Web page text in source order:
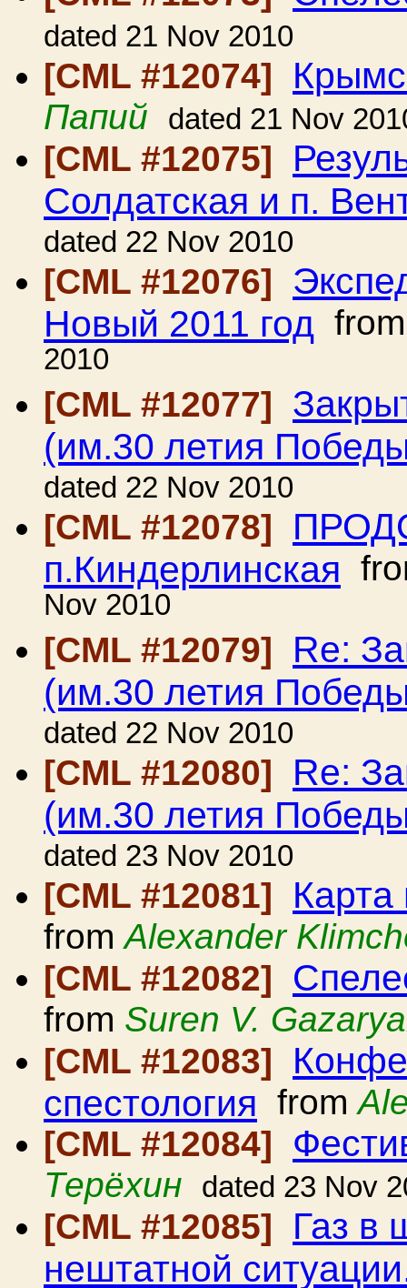
dated 21 Nov 2010
[CML #12074]
Папий dated 21 Nov
[CML #12075]
Солдатская и п.
dated 22 Nov 2010
[CML #12076]
Новый 2011 год
2010
[CML #12077]
(им.30 летия
dated 22 Nov 2010
[CML #12078]
п.Киндерлинская
Nov 2010
[CML #12079]
Re:
(им.30 летия
dated 22 Nov 2010
[CML #12080] Re:
(им.30 летия
dated 23 Nov 2010
[CML #12081]
fromAlexander
[CML #12082]
from Suren V.
[CML #12083]
спестология from
[CML #12084]
Терёхин dated 23 Nov
[CML #12085] Газ в
нештатной